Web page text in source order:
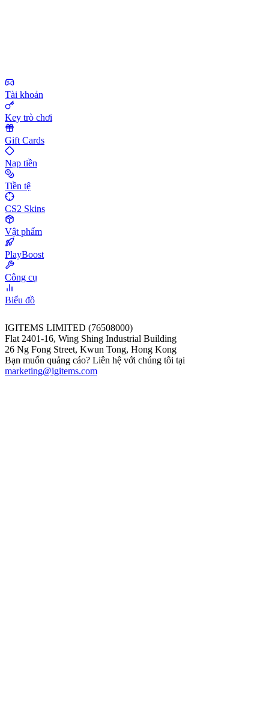
Tài khoản
Key trò chơi
Gift Cards
Nạp tiền
Tiền tệ
CS2 Skins
Vật phẩm
PlayBoost
Công cụ
Biểu đồ
IGITEMS LIMITED (76508000)
Flat 2401-16, Wing Shing Industrial Building
26 Ng Fong Street, Kwun Tong, Hong Kong
Bạn muốn quảng cáo? Liên hệ với chúng tôi tại
marketing@igitems.com